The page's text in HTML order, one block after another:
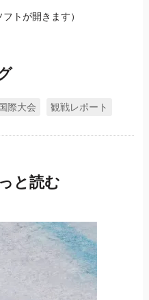
フトが開きます）
国際大会 観戦レポート
と読む